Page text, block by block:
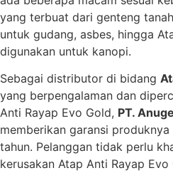
yang terbuat dari genteng
untuk gudang, asbes, hingga
digunakan untuk kanopi.
Sebagai distributor di bidang
yang berpengalaman dan
Anti Rayap Evo Gold, PT.
memberikan garansi
tahun. Pelanggan tidak perlu
kerusakan Atap Anti Rayap